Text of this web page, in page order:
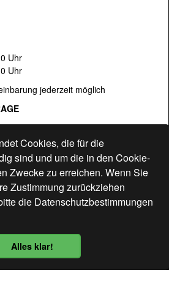
Cookies, die für die
sind und um die in den Cookie-
Zwecke zu erreichen. Wenn Sie
Zustimmung zurückziehen
die Datenschutzbestimmungen
Alles klar!
Uhr
Uhr
jederzeit möglich